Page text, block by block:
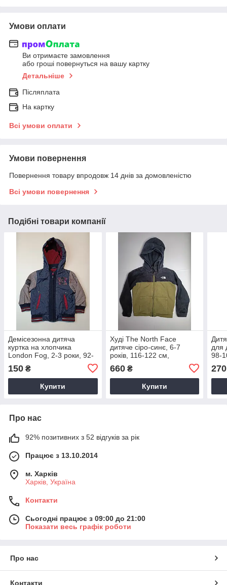
Умови оплати
Ви отримаєте замовлення
або гроші повернуться на вашу картку
Детальніше
Післяплата
На картку
Всі умови оплати
Умови повернення
Повернення товару впродовж 14 днів за домовленістю
Всі умови повернення
Подібні товари компанії
Демісезонна дитяча
куртка на хлопчика
London Fog, 2-3 роки, 92-
150 ₴
Купити
Худі The North Face
дитяче сіро-синє, 6-7
років, 116-122 см,
капюшоном на блискавці
660₴
Купити
для
98-
270
Про нас
92% позитивних з 52 відгуків за рік
Працює з 13.10.2014
м. Харків
Харків, Україна
Контакти
Сьогодні працює з 09:00 до 21:00
Показати весь графік роботи
Про нас
Контакти